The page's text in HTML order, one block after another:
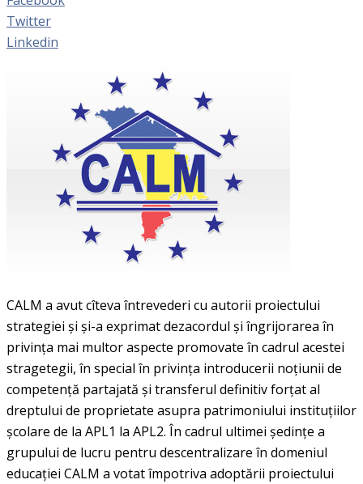
Twitter
Linkedin
CALM a avut cîteva întrevederi cu autorii proiectului
strategiei și și-a exprimat dezacordul și îngrijorarea în
privința mai multor aspecte promovate în cadrul acestei
stragetegii, în special în privința introducerii noțiunii de
competență partajată și transferul definitiv forțat al
dreptului de proprietate asupra patrimoniului instituțiilor
școlare de la APL1 la APL2. În cadrul ultimei ședințe a
grupului de lucru pentru descentralizare în domeniul
educației CALM a votat împotriva adoptării proiectului